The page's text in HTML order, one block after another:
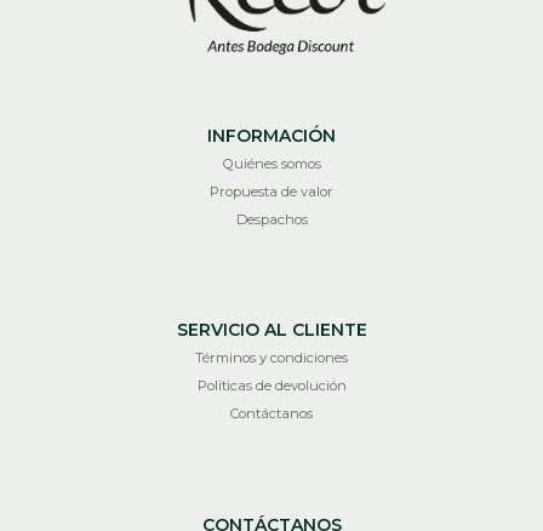
INFORMACIÓN
Quiénes somos
Propuesta de valor
Despachos
SERVICIO AL CLIENTE
Términos y condiciones
Políticas de devolución
Contáctanos
CONTÁCTANOS